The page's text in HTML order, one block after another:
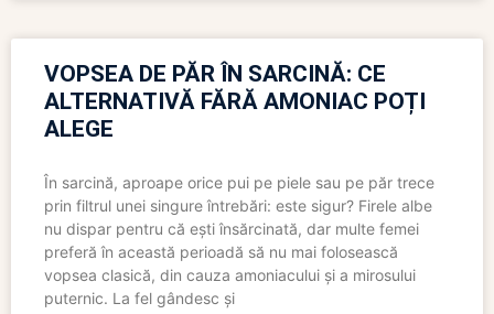
VOPSEA DE PĂR ÎN SARCINĂ: CE
ALTERNATIVĂ FĂRĂ AMONIAC POȚI
ALEGE
În sarcină, aproape orice pui pe piele sau pe păr trece
prin filtrul unei singure întrebări: este sigur? Firele albe
nu dispar pentru că ești însărcinată, dar multe femei
preferă în această perioadă să nu mai folosească
vopsea clasică, din cauza amoniacului și a mirosului
puternic. La fel gândesc și